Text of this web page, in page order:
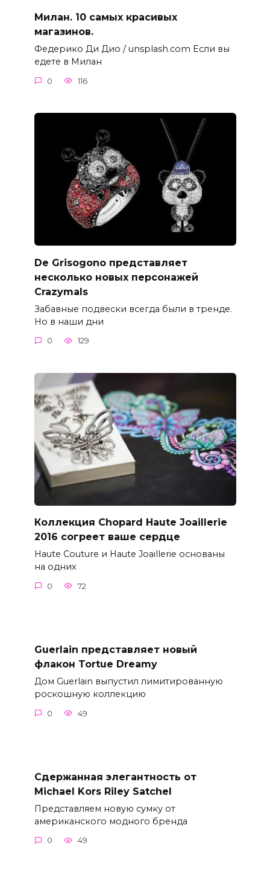
Милан. 10 самых красивых
магазинов.
Федерико Ди Дио / unsplash.com Если вы
едете в Милан
0 116
De Grisogono представляет
несколько новых персонажей
Crazymals
Забавные подвески всегда были в тренде.
Но в наши дни
0 129
Коллекция Chopard Haute Joaillerie
2016 согреет ваше сердце
Haute Couture и Haute Joaillerie основаны
на одних
0 72
Guerlain представляет новый
флакон Tortue Dreamy
Дом Guerlain выпустил лимитированную
роскошную коллекцию
0 49
Сдержанная элегантность от
Michael Kors Riley Satchel
Представляем новую сумку от
американского модного бренда
0 49